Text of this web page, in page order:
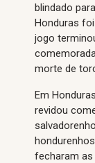
blindado
Honduras
jogo
morte de
Em
revidou
fecharam